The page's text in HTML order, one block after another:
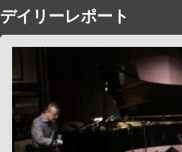
デイリーレポート